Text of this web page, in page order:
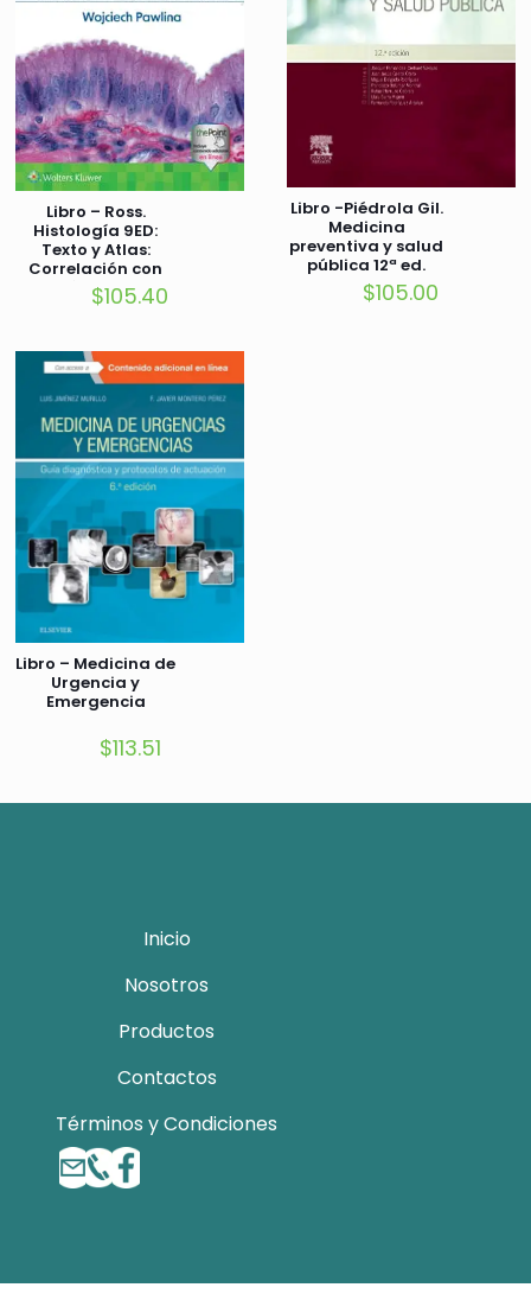
Libro – Ross.
Histología 9ED:
Texto y Atlas:
Correlación con
biología molecular
y celular
$105.40
Libro -Piédrola Gil.
Medicina
preventiva y salud
pública 12ª ed.
$105.00
Libro – Medicina de
Urgencia y
Emergencia
$113.51
Inicio
Nosotros
Productos
Contactos
Términos y Condiciones